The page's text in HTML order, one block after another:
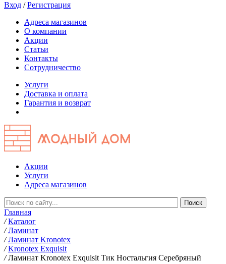
Вход /Регистрация
Адреса магазинов
О компании
Акции
Статьи
Контакты
Сотрудничество
Услуги
Доставка и оплата
Гарантия и возврат
Акции
Услуги
Адреса магазинов
Главная
/ Каталог
/ Ламинат
/ Ламинат Kronotex
/ Kronotex Exquisit
/ Ламинат Kronotex Exquisit Тик Ностальгия Серебряный